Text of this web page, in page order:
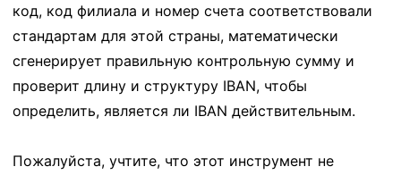
код, код филиала и номер счета соответствовали
стандартам для этой страны, математически
сгенерирует правильную контрольную сумму и
проверит длину и структуру IBAN, чтобы
определить, является ли IBAN действительным.
Пожалуйста, учтите, что этот инструмент не